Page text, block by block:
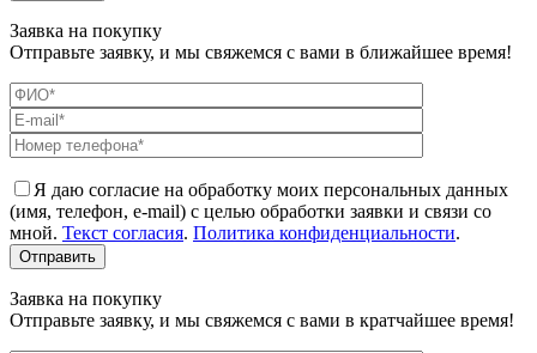
Заявка на покупку
Отправьте заявку, и мы свяжемся с вами в ближайшее время!
Я даю согласие на обработку моих персональных данных
(имя, телефон, e-mail) с целью обработки заявки и связи со
мной. Текст согласия. Политика конфиденциальности.
Заявка на покупку
Отправьте заявку, и мы свяжемся с вами в кратчайшее время!